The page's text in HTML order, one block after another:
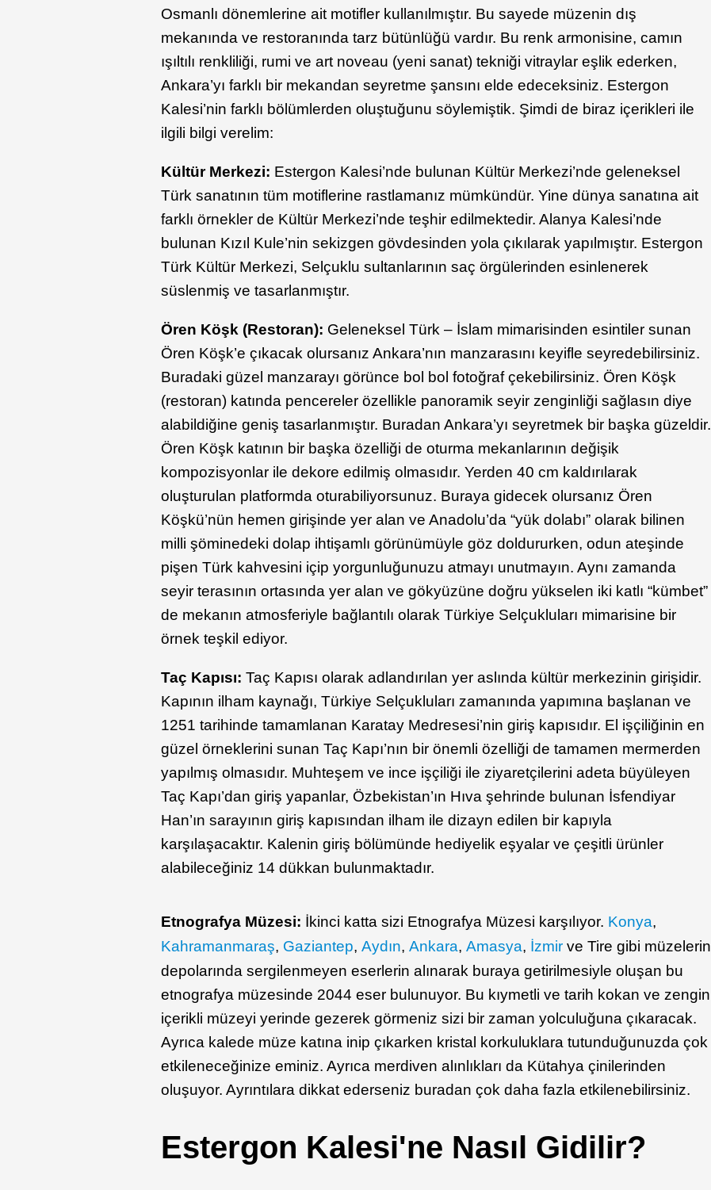
Osmanlı dönemlerine ait motifler kullanılmıştır. Bu sayede müzenin dış
mekanında ve restoranında tarz bütünlüğü vardır. Bu renk armonisine, camın
ışıltılı renkliliği, rumi ve art noveau (yeni sanat) tekniği vitraylar eşlik ederken,
Ankara’yı farklı bir mekandan seyretme şansını elde edeceksiniz. Estergon
Kalesi’nin farklı bölümlerden oluştuğunu söylemiştik. Şimdi de biraz içerikleri ile
ilgili bilgi verelim:
Kültür Merkezi: Estergon Kalesi’nde bulunan Kültür Merkezi’nde geleneksel
Türk sanatının tüm motiflerine rastlamanız mümkündür. Yine dünya sanatına ait
farklı örnekler de Kültür Merkezi’nde teşhir edilmektedir. Alanya Kalesi’nde
bulunan Kızıl Kule’nin sekizgen gövdesinden yola çıkılarak yapılmıştır. Estergon
Türk Kültür Merkezi, Selçuklu sultanlarının saç örgülerinden esinlenerek
süslenmiş ve tasarlanmıştır.
Ören Köşk (Restoran): Geleneksel Türk – İslam mimarisinden esintiler sunan
Ören Köşk’e çıkacak olursanız Ankara’nın manzarasını keyifle seyredebilirsiniz.
Buradaki güzel manzarayı görünce bol bol fotoğraf çekebilirsiniz. Ören Köşk
(restoran) katında pencereler özellikle panoramik seyir zenginliği sağlasın diye
alabildiğine geniş tasarlanmıştır. Buradan Ankara’yı seyretmek bir başka güzeldir.
Ören Köşk katının bir başka özelliği de oturma mekanlarının değişik
kompozisyonlar ile dekore edilmiş olmasıdır. Yerden 40 cm kaldırılarak
oluşturulan platformda oturabiliyorsunuz. Buraya gidecek olursanız Ören
Köşkü’nün hemen girişinde yer alan ve Anadolu’da “yük dolabı” olarak bilinen
milli şöminedeki dolap ihtişamlı görünümüyle göz doldururken, odun ateşinde
pişen Türk kahvesini içip yorgunluğunuzu atmayı unutmayın. Aynı zamanda
seyir terasının ortasında yer alan ve gökyüzüne doğru yükselen iki katlı “kümbet”
de mekanın atmosferiyle bağlantılı olarak Türkiye Selçukluları mimarisine bir
örnek teşkil ediyor.
Taç Kapısı: Taç Kapısı olarak adlandırılan yer aslında kültür merkezinin girişidir.
Kapının ilham kaynağı, Türkiye Selçukluları zamanında yapımına başlanan ve
1251 tarihinde tamamlanan Karatay Medresesi’nin giriş kapısıdır. El işçiliğinin en
güzel örneklerini sunan Taç Kapı’nın bir önemli özelliği de tamamen mermerden
yapılmış olmasıdır. Muhteşem ve ince işçiliği ile ziyaretçilerini adeta büyüleyen
Taç Kapı’dan giriş yapanlar, Özbekistan’ın Hıva şehrinde bulunan İsfendiyar
Han’ın sarayının giriş kapısından ilham ile dizayn edilen bir kapıyla
karşılaşacaktır. Kalenin giriş bölümünde hediyelik eşyalar ve çeşitli ürünler
alabileceğiniz 14 dükkan bulunmaktadır.
Etnografya Müzesi: İkinci katta sizi Etnografya Müzesi karşılıyor. Konya,
Kahramanmaraş, Gaziantep,Aydın,Ankara,Amasya, İzmir ve Tire gibi müzelerin
depolarında sergilenmeyen eserlerin alınarak buraya getirilmesiyle oluşan bu
etnografya müzesinde 2044 eser bulunuyor. Bu kıymetli ve tarih kokan ve zengin
içerikli müzeyi yerinde gezerek görmeniz sizi bir zaman yolculuğuna çıkaracak.
Ayrıca kalede müze katına inip çıkarken kristal korkuluklara tutunduğunuzda çok
etkileneceğinize eminiz. Ayrıca merdiven alınlıkları da Kütahya çinilerinden
oluşuyor. Ayrıntılara dikkat ederseniz buradan çok daha fazla etkilenebilirsiniz.
Estergon Kalesi'ne Nasıl Gidilir?